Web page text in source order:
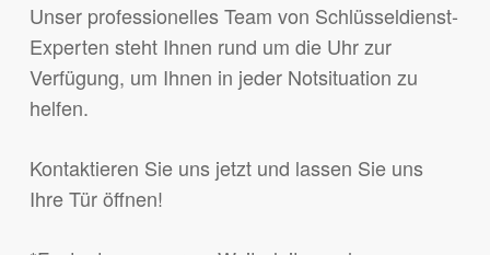
Unser professionelles Team von Schlüsseldienst-
Experten steht Ihnen rund um die Uhr zur
Verfügung, um Ihnen in jeder Notsituation zu
helfen.
Kontaktieren Sie uns jetzt und lassen Sie uns
Ihre Tür öffnen!